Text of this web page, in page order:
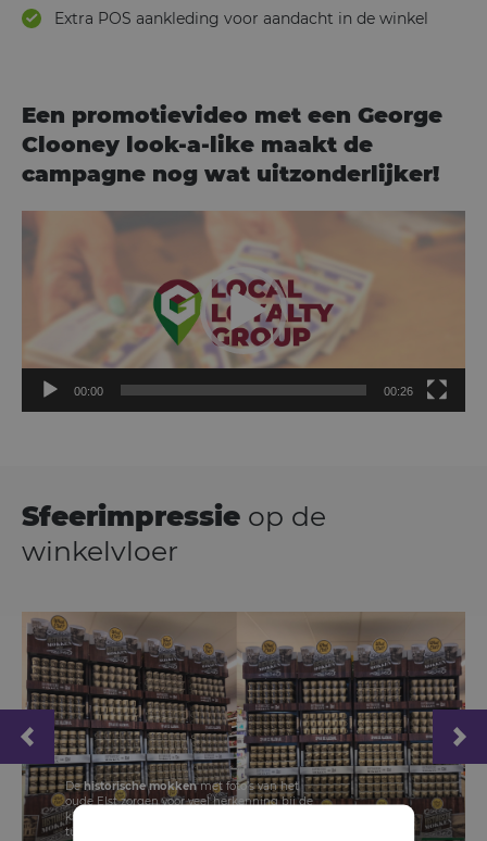
Extra POS aankleding voor aandacht in de winkel
Een promotievideo met een George
Clooney look-a-like maakt de
campagne nog wat uitzonderlijker!
00:00 00:26
Sfeerimpressie op de
winkelvloer
Dehistorische mokkenmet foto’s van het
oude Elst zorgen voor veel herkenning bij de
klant, wat zorgt voor een leuke
tussen oud & jong.